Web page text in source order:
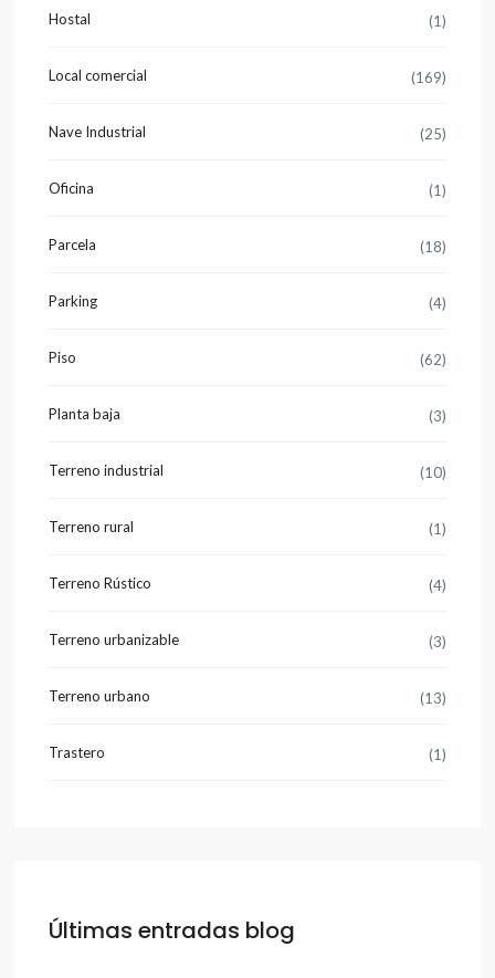
Hostal (1)
Local comercial (169)
Nave Industrial (25)
Oficina (1)
Parcela (18)
Parking (4)
Piso (62)
Planta baja (3)
Terreno industrial (10)
Terreno rural (1)
Terreno Rústico (4)
Terreno urbanizable (3)
Terreno urbano (13)
Trastero (1)
Últimas entradas blog